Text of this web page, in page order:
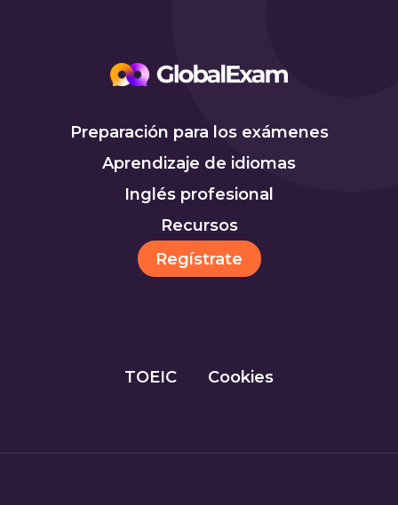
Preparación para los exámenes
Aprendizaje de idiomas
Inglés profesional
Recursos
Regístrate
TOEIC Cookies